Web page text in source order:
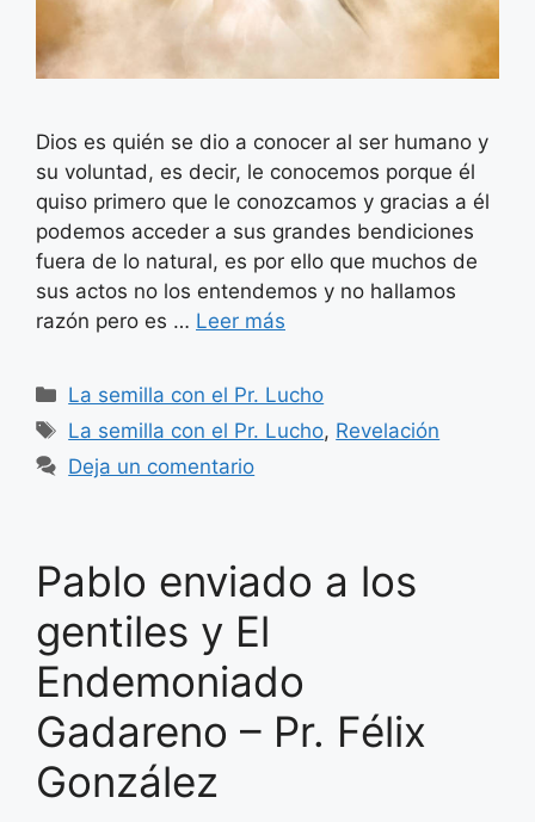
Dios es quién se dio a conocer al ser humano y
su voluntad, es decir, le conocemos porque él
quiso primero que le conozcamos y gracias a él
podemos acceder a sus grandes bendiciones
fuera de lo natural, es por ello que muchos de
sus actos no los entendemos y no hallamos
razón pero es … Leer más
Categorías
La semilla con el Pr. Lucho
Etiquetas
La semilla con el Pr. Lucho, Revelación
Deja un comentario
Pablo enviado a los
gentiles y El
Endemoniado
Gadareno – Pr. Félix
González